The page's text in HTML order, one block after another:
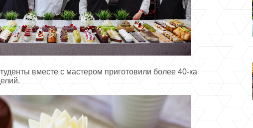
вместе с мастером приготовили более 40-ка